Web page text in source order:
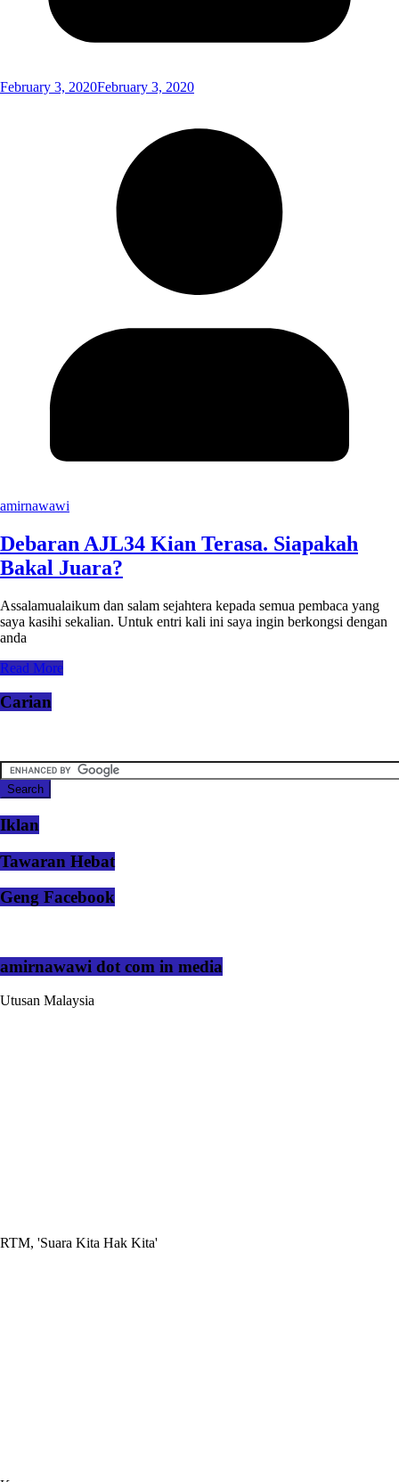
February 3, 2020February 3, 2020
amirnawawi
Debaran AJL34 Kian Terasa. Siapakah
Bakal Juara?
Assalamualaikum dan salam sejahtera kepada semua pembaca yang
saya kasihi sekalian. Untuk entri kali ini saya ingin berkongsi dengan
anda
Read More
Carian
Iklan
Tawaran Hebat
Geng Facebook
amirnawawi dot com in media
Utusan Malaysia
RTM, 'Suara Kita Hak Kita'